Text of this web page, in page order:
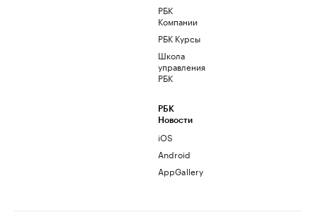
РБК
Компании
РБК Курсы
Школа
управления
РБК
РБК
Новости
iOS
Android
AppGallery